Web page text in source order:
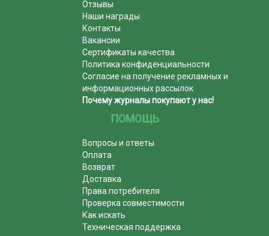
Отзывы
Наши награды
Контакты
Вакансии
Сертификаты качества
Политика конфиденциальности
Согласие на получение рекламных и
информационных рассылок
Почему журналы покупают у нас!
ПОМОЩЬ
Вопросы и ответы
Оплата
Возврат
Доставка
Права потребителя
Проверка совместимости
Как искать
Техническая поддержка